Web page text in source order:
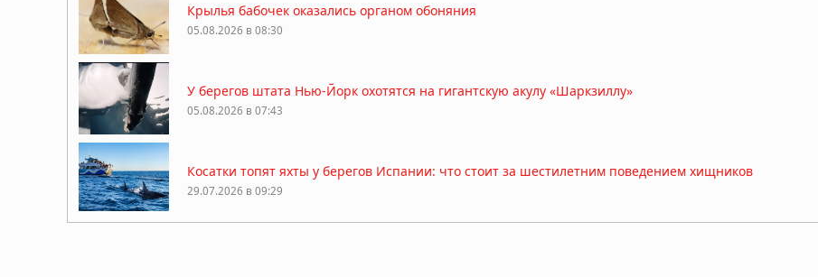
Крылья бабочек оказались органом обоняния
05.08.2026 в 08:30
У берегов штата Нью-Йорк охотятся на гигантскую акулу «Шаркзиллу»
05.08.2026 в 07:43
Косатки топят яхты у берегов Испании: что стоит за шестилетним поведением хищников
29.07.2026 в 09:29